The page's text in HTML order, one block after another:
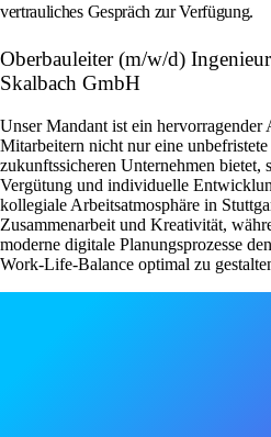
vertrauliches Gespräch zur Verfügung.
Oberbauleiter (m/w/d)
Skalbach GmbH
Unser Mandant ist ein hervorragender
Mitarbeitern nicht nur eine
zukunftssicheren Unternehmen bietet,
Vergütung und individuelle
kollegiale Arbeitsatmosphäre in
Zusammenarbeit und Kreativität,
moderne digitale Planungsprozesse
Work-Life-Balance optimal zu